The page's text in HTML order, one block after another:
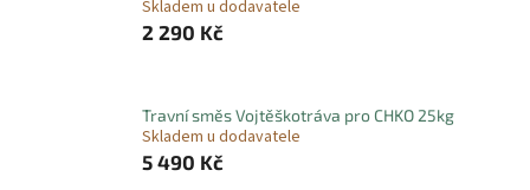
Skladem u dodavatele
2 290 Kč
Travní směs Vojtěškotráva pro CHKO 25kg
Skladem u dodavatele
5 490 Kč